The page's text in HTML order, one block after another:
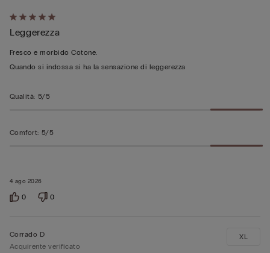
Valutato
5
su
5
4 ago 2026
Leggerezza
Fresco e morbido Cotone.
Quando si indossa si ha la sensazione di leggerezza
Qualità: 5/5
Comfort: 5/5
0 0
Corrado D
Acquirente verificato
XL